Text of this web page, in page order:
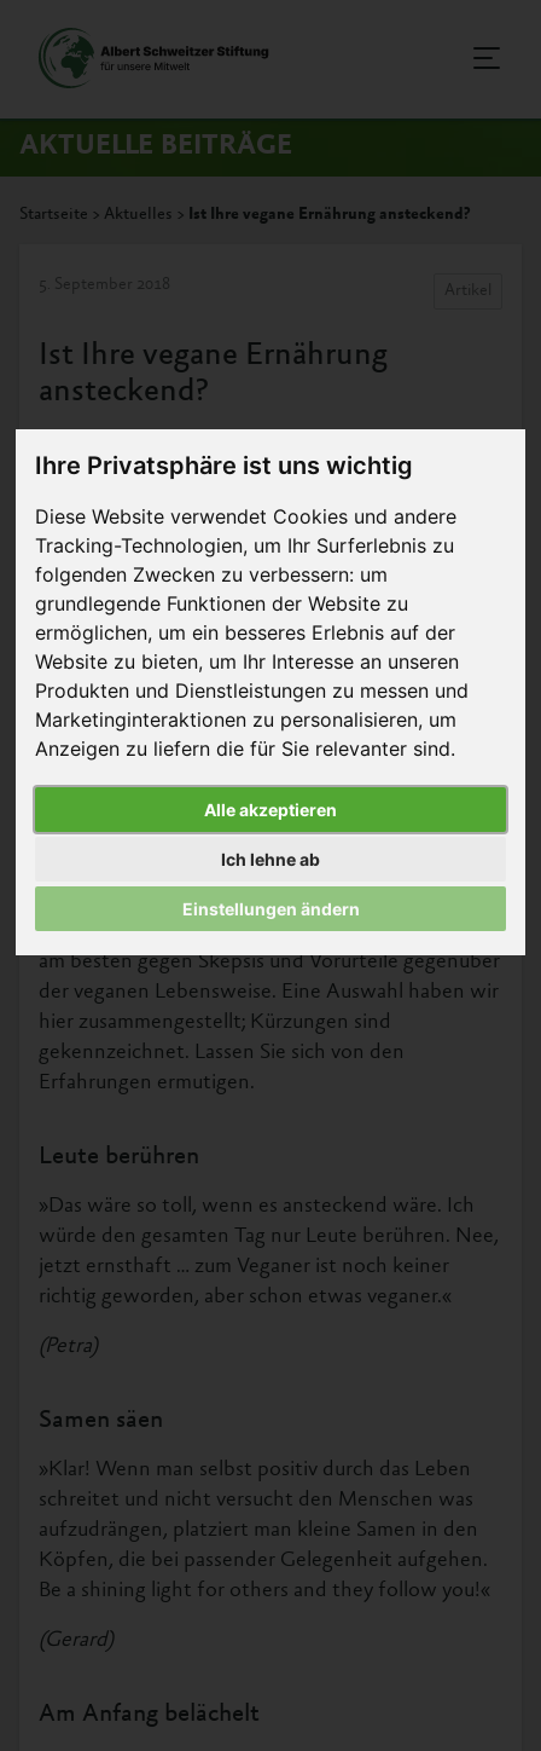
Ihre Privatsphäre ist uns wichtig
Diese Website verwendet Cookies und andere
Tracking-Technologien, um Ihr Surferlebnis zu
folgenden Zwecken zu verbessern: um
grundlegende Funktionen der Website zu
ermöglichen, um ein besseres Erlebnis auf der
Website zu bieten, um Ihr Interesse an unseren
Produkten und Dienstleistungen zu messen und
Marketinginteraktionen zu personalisieren, um
Anzeigen zu liefern die für Sie relevanter sind.
Alle akzeptieren
Ich lehne ab
Einstellungen ändern
AKTUELLE BEITRÄGE
Startseite > Aktuelles > Ist Ihre vegane Ernährung ansteckend?
5. September 2018 Artikel
Ist Ihre vegane Ernährung
ansteckend?
© Monkey Business Images - Shutterstock
Wir haben Sie gefragt: »Ist Ihre vegane Ernährung
ansteckend?« und viele haben uns E-Mails sowie
Kommentare in den sozialen Netzwerken
geschrieben. Herzlichen Dank! Das Lesen war uns
eine große Freude. Die Geschichten zeigen, was ein
einzelner Mensch bewirken kann. Freundliche
Aufklärung und positive Beispiele wirken offenbar
am besten gegen Skepsis und Vorurteile gegenüber
der veganen Lebensweise. Eine Auswahl haben wir
hier zusammengestellt; Kürzungen sind
gekennzeichnet. Lassen Sie sich von den
Erfahrungen ermutigen.
Leute berühren
»Das wäre so toll, wenn es ansteckend wäre. Ich
würde den gesamten Tag nur Leute berühren. Nee,
jetzt ernsthaft … zum Veganer ist noch keiner
richtig geworden, aber schon etwas veganer.«
(Petra)
Samen säen
»Klar! Wenn man selbst positiv durch das Leben
schreitet und nicht versucht den Menschen was
aufzudrängen, platziert man kleine Samen in den
Köpfen, die bei passender Gelegenheit aufgehen.
Be a shining light for others and they follow you!«
(Gerard)
Am Anfang belächelt